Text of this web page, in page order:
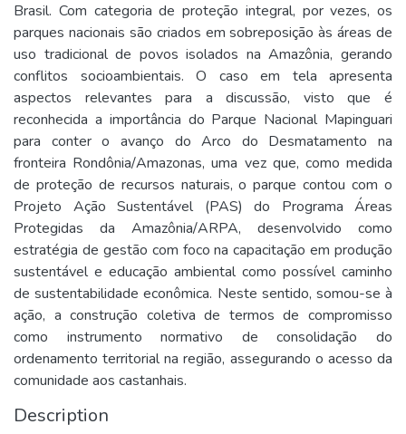
Brasil. Com categoria de proteção integral, por vezes, os
parques nacionais são criados em sobreposição às áreas de
uso tradicional de povos isolados na Amazônia, gerando
conflitos socioambientais. O caso em tela apresenta
aspectos relevantes para a discussão, visto que é
reconhecida a importância do Parque Nacional Mapinguari
para conter o avanço do Arco do Desmatamento na
fronteira Rondônia/Amazonas, uma vez que, como medida
de proteção de recursos naturais, o parque contou com o
Projeto Ação Sustentável (PAS) do Programa Áreas
Protegidas da Amazônia/ARPA, desenvolvido como
estratégia de gestão com foco na capacitação em produção
sustentável e educação ambiental como possível caminho
de sustentabilidade econômica. Neste sentido, somou-se à
ação, a construção coletiva de termos de compromisso
como instrumento normativo de consolidação do
ordenamento territorial na região, assegurando o acesso da
comunidade aos castanhais.
Description